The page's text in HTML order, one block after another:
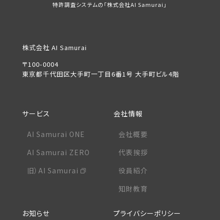
特許調査システムの「株式会社AI Samurai」
株式会社 AI Samurai
〒100-0004
東京都千代田区大手町一丁目6番1号 大手町ビル4階
サービス
AI Samurai ONE
AI Samurai ZERO
旧）AI Samurai
会社情報
会社概要
代表挨拶
役員紹介
知財教育
お知らせ プライバシーポリシー